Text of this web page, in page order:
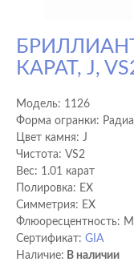
КАРАТ, J,
Модель: 1126
Форма огранки:
Цвет камня: J
Чистота: VS2
Вес: 1.01 карат
Полировка: EX
Cимметрия: EX
Флюоресцентность: M
Сертификат: GIA
Наличие: В наличии